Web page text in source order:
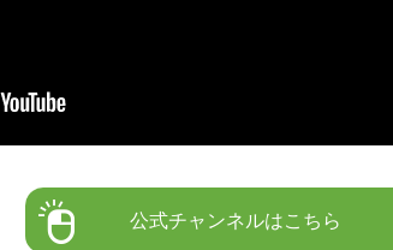
公式チャンネルはこちら